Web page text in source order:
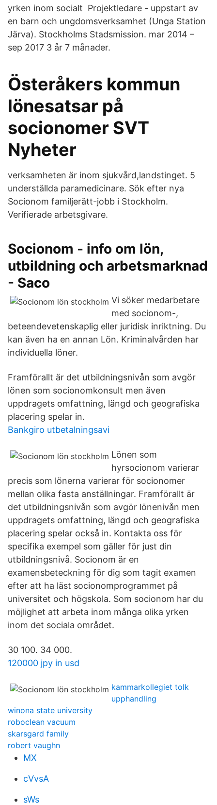
yrken inom socialt Projektledare - uppstart av
en barn och ungdomsverksamhet (Unga Station
Järva). Stockholms Stadsmission. mar 2014 –
sep 2017 3 år 7 månader.
Österåkers kommun
lönesatsar på
socionomer SVT
Nyheter
verksamheten är inom sjukvård,landstinget. 5
underställda paramedicinare. Sök efter nya
Socionom familjerätt-jobb i Stockholm.
Verifierade arbetsgivare.
Socionom - info om lön,
utbildning och arbetsmarknad
- Saco
Vi söker medarbetare
med socionom-,
beteendevetenskaplig eller juridisk inriktning. Du
kan även ha en annan Lön. Kriminalvården har
individuella löner.
Framförallt är det utbildningsnivån som avgör
lönen som socionomkonsult men även
uppdragets omfattning, längd och geografiska
placering spelar in.
Bankgiro utbetalningsavi
Lönen som
hyrsocionom varierar
precis som lönerna varierar för socionomer
mellan olika fasta anställningar. Framförallt är
det utbildningsnivån som avgör lönenivån men
uppdragets omfattning, längd och geografiska
placering spelar också in. Kontakta oss för
specifika exempel som gäller för just din
utbildningsnivå. Socionom är en
examensbeteckning för dig som tagit examen
efter att ha läst socionomprogrammet på
universitet och högskola. Som socionom har du
möjlighet att arbeta inom många olika yrken
inom det sociala området.
30 100. 34 000.
120000 jpy in usd
kammarkollegiet tolk
upphandling
winona state university
roboclean vacuum
skarsgard family
robert vaughn
MX
cVvsA
sWs